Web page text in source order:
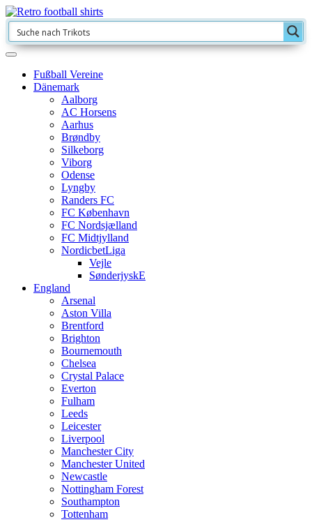
Fußball Vereine
Dänemark
Aalborg
AC Horsens
Aarhus
Brøndby
Silkeborg
Viborg
Odense
Lyngby
Randers FC
FC København
FC Nordsjælland
FC Midtjylland
NordicbetLiga
Vejle
SønderjyskE
England
Arsenal
Aston Villa
Brentford
Brighton
Bournemouth
Chelsea
Crystal Palace
Everton
Fulham
Leeds
Leicester
Liverpool
Manchester City
Manchester United
Newcastle
Nottingham Forest
Southampton
Tottenham